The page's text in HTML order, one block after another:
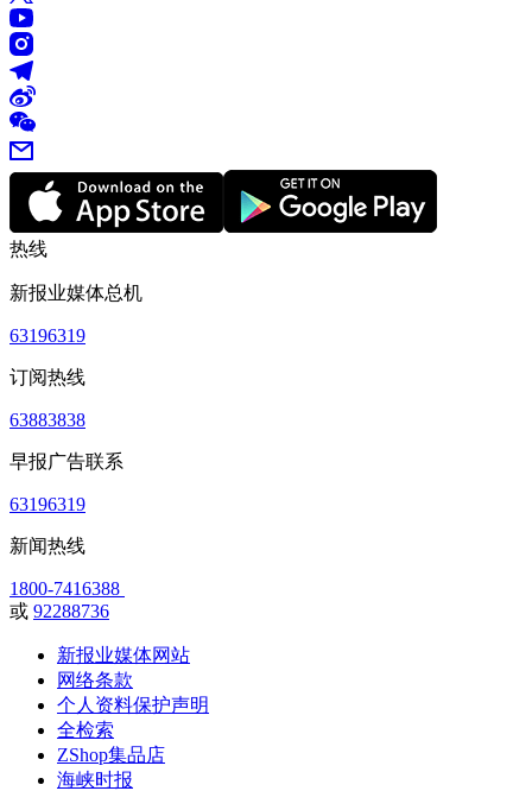
热线
新报业媒体总机
63196319
订阅热线
63883838
早报广告联系
63196319
新闻热线
1800-7416388
或 92288736
新报业媒体网站
网络条款
个人资料保护声明
全检索
ZShop集品店
海峡时报